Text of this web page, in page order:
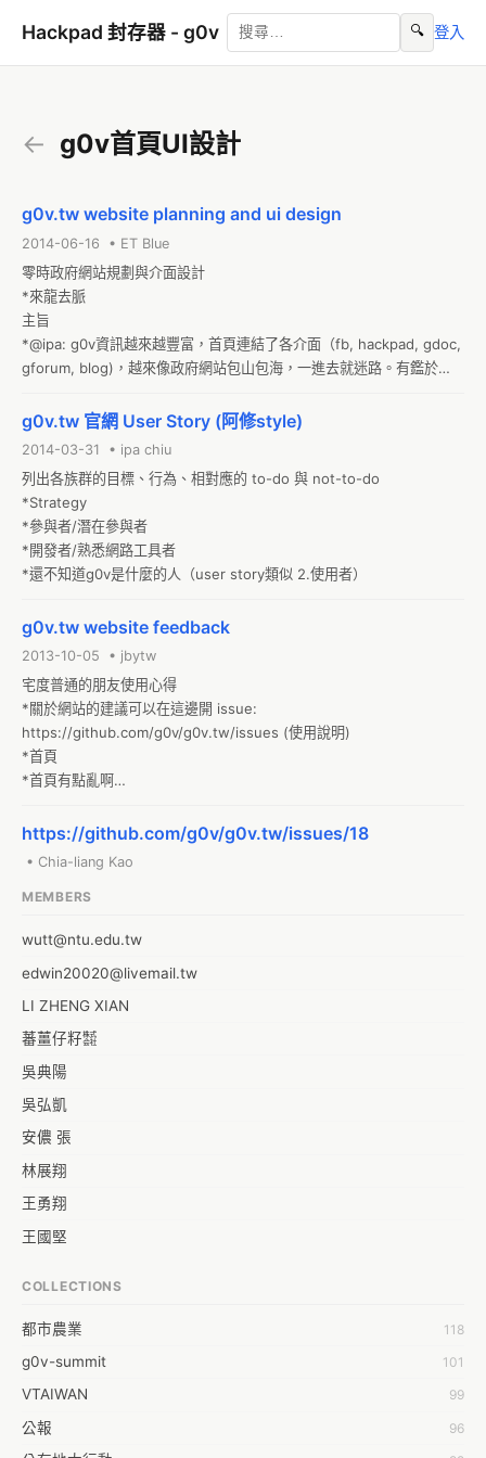
Hackpad 封存器 - g0v 🔍 登入
← g0v首頁UI設計
g0v.tw website planning and ui design
2014-06-16 • ET Blue
零時政府網站規劃與介面設計
*來龍去脈
主旨
*@ipa: g0v資訊越來越豐富，首頁連結了各介面（fb, hackpad, gdoc,
gforum, blog)，越來像政府網站包山包海，一進去就迷路。有鑑於
容易投入工作、參與專案。使用者、媒體也可迅速找到可讀資訊。
g0v.tw 官網 User Story (阿修style)
2014-03-31 • ipa chiu
列出各族群的目標、行為、相對應的 to-do 與 not-to-do
*Strategy
*參與者/潛在參與者
*開發者/熟悉網路工具者
*還不知道g0v是什麼的人（user story類似 2.使用者）
g0v.tw website feedback
2013-10-05 • jbytw
宅度普通的朋友使用心得
*關於網站的建議可以在這邊開 issue:
https://github.com/g0v/g0v.tw/issues (使用說明)
*首頁
*首頁有點亂啊
去，感覺很像程式碼
https://github.com/g0v/g0v.tw/issues/18
• Chia-liang Kao
MEMBERS
wutt@ntu.edu.tw
edwin20020@livemail.tw
LI ZHENG XIAN
蕃薑仔籽㍿
吳典陽
吳弘凱
安儂 張
林展翔
王勇翔
王國堅
蒼時弦也
袁乾鑫
陳泰澄
&#35377;&#24646;&#33287;
COLLECTIONS
都市農業 118
g0v-summit 101
VTAIWAN 99
公報 96